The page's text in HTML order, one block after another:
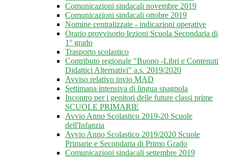
Comunicazioni sindacali novembre 2019
Comunicazioni sindacali ottobre 2019
Nomine centralizzate - indicazioni operative
Orario provvisorio lezioni Scuola Secondaria di
1° grado
Trasporto scolastico
Contributo regionale "Buono -Libri e Contenuti
Didattici Alternativi" a.s. 2019/2020
Avviso relativo invio MAD
Settimana intensiva di lingua spagnola
Incontro per i genitori delle future classi prime
SCUOLE PRIMARIE
Avvio Anno Scolastico 2019-20 Scuole
dell'Infanzia
Avvio Anno Scolastico 2019/2020 Scuole
Primarie e Secondaria di Primo Grado
Comunicazioni sindacali settembre 2019